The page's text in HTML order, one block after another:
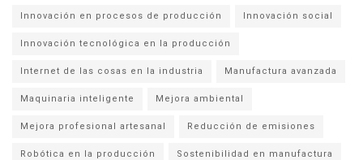
Innovación en procesos de producción Innovación social
Innovación tecnológica en la producción
Internet de las cosas en la industria Manufactura avanzada
Maquinaria inteligente Mejora ambiental
Mejora profesional artesanal Reducción de emisiones
Robótica en la producción Sostenibilidad en manufactura